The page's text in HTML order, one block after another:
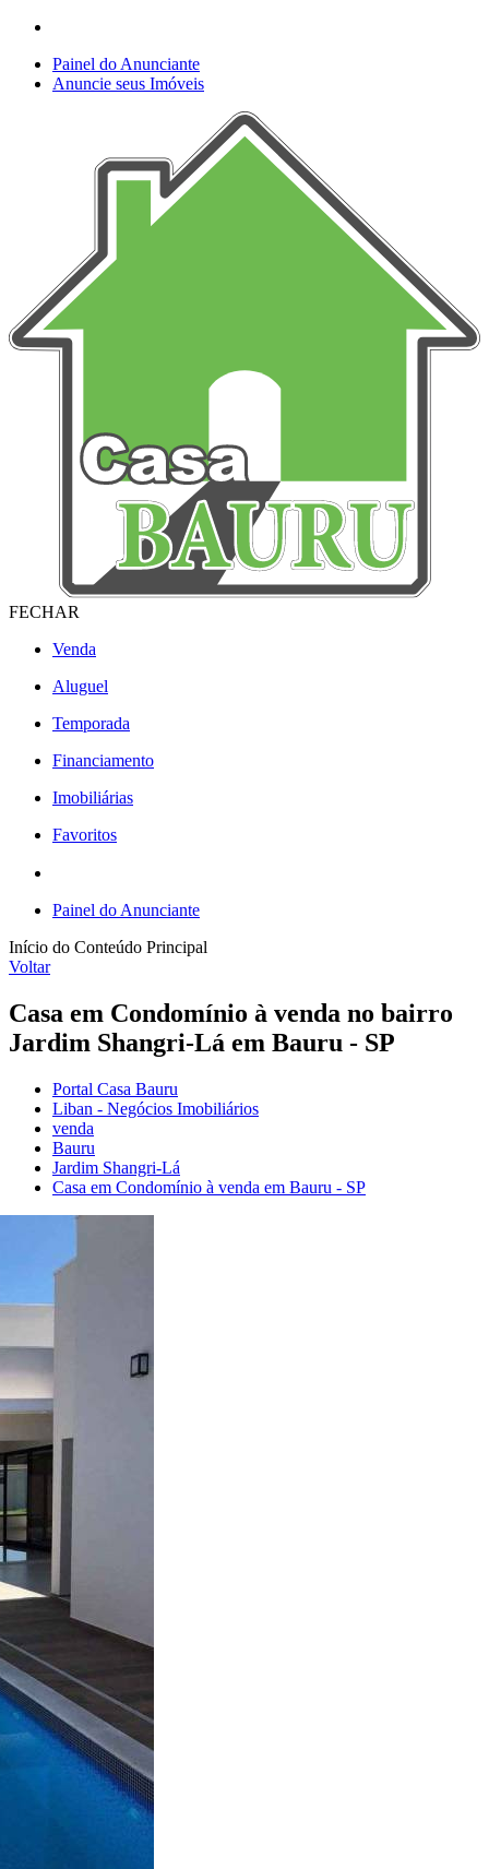
Painel do Anunciante
Anuncie seus Imóveis
FECHAR
Venda
Aluguel
Temporada
Financiamento
Imobiliárias
Favoritos
Painel do Anunciante
Início do Conteúdo Principal
Voltar
Casa em Condomínio à venda no bairro
Jardim Shangri-Lá em Bauru - SP
Portal Casa Bauru
Liban - Negócios Imobiliários
venda
Bauru
Jardim Shangri-Lá
Casa em Condomínio à venda em Bauru - SP